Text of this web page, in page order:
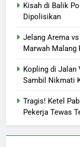
Kisah di Balik
Dipolisikan
Jelang Arema
Marwah Malang
Kopling di Jalan
Sambil Nikmati
Tragis! Ketel
Pekerja Tewas